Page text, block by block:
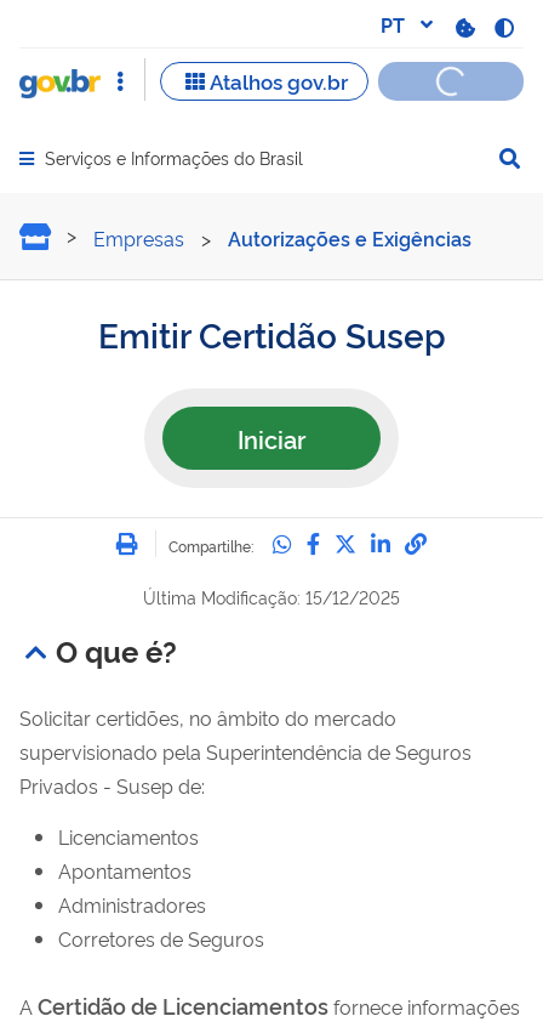
Abrir menu principal de navegação
Serviços e Informações do Brasil
Emitir Certidão Susep
Empresas > Autorizações e Exigências
Emitir Certidão Susep
Iniciar
Imprimir
Compartilhe: Compartilhe no
Compartilhe no
Compartilhe no
Compartilhe
Última Modificação: 15/12/2025
O que é?
Solicitar certidões, no âmbito do mercado
supervisionado pela Superintendência de Seguros
Privados - Susep de:
Licenciamentos
Apontamentos
Administradores
Corretores de Seguros
A Certidão de Licenciamentosfornece informações